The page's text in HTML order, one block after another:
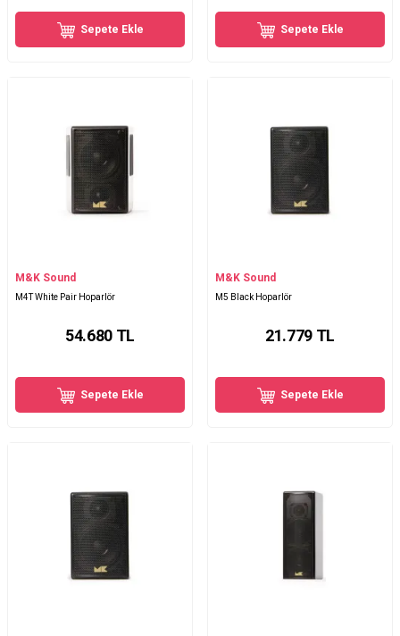
Sepete Ekle Sepete Ekle
M&K Sound
M4T White Pair Hoparlör
54.680TL
Sepete Ekle
M&K Sound
M5 Black Hoparlör
21.779TL
Sepete Ekle